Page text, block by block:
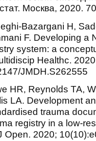
Москва, 2020.
Bazargani H,
F. Developing a
system: a
Healthc.
JMDH.S262555
HR, Reynolds TA,
LA. Development
trauma
registry in a low-
Open. 2020;